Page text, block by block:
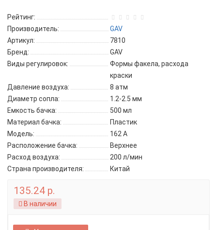
Рейтинг:
Производитель:
GAV
Артикул:
7810
Бренд:
GAV
Виды регулировок:
Формы факела, расхода
краски
Давление воздуха:
8 атм
Диаметр сопла:
1.2-2.5 мм
Емкость бачка:
500 мл
Материал бачка:
Пластик
Модель:
162 А
Расположение бачка:
Верхнее
Расход воздуха:
200 л/мин
Страна производителя:
Китай
135.24 р.
В наличии